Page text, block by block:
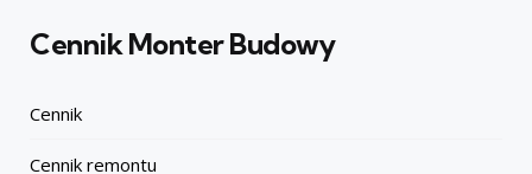
Cennik Monter Budowy
Cennik
Cennik remontu